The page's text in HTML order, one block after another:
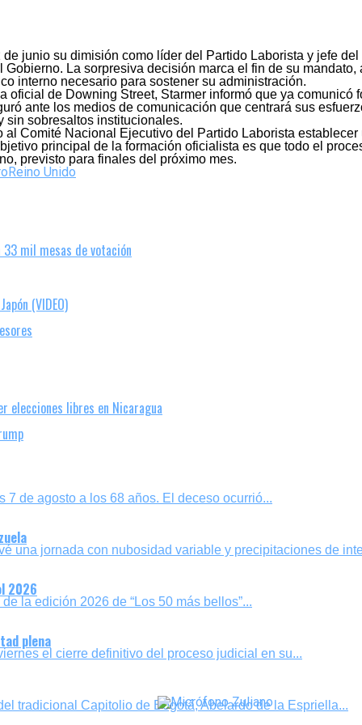
junio su dimisión como líder del Partido Laborista y jefe
La sorpresiva decisión marca el fin de su
interno necesario para sostener su administración.
de Downing Street, Starmer informó que ya
ante los medios de comunicación que centrará sus
sin sobresaltos institucionales.
Comité Nacional Ejecutivo del Partido Laborista
principal de la formación oficialista es que todo el
previsto para finales del próximo mes.
Reino Unido
mil mesas de votación
(VIDEO)
elecciones libres en Nicaragua
de agosto a los 68 años. El deceso ocurrió...
una jornada con nubosidad variable y precipitaciones de
2026
la edición 2026 de “Los 50 más bellos”...
plena
el cierre definitivo del proceso judicial en su...
tradicional Capitolio de Bogotá, Abelardo de la Espriella...